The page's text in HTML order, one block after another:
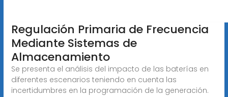
Regulación Primaria de Frecuencia
Mediante Sistemas de
Almacenamiento
Se presenta el análisis del impacto de las baterías en
diferentes escenarios teniendo en cuenta las
incertidumbres en la programación de la generación.